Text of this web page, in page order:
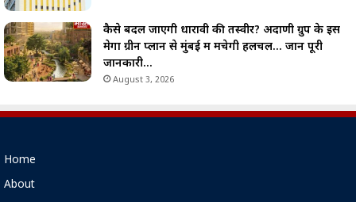
कैसे बदल जाएगी धारावी की तस्वीर? अदाणी ग्रुप के इस
मेगा ग्रीन प्लान से मुंबई में मचेगी हलचल… जानें पूरी
जानकारी…
August 3, 2026
Home
About